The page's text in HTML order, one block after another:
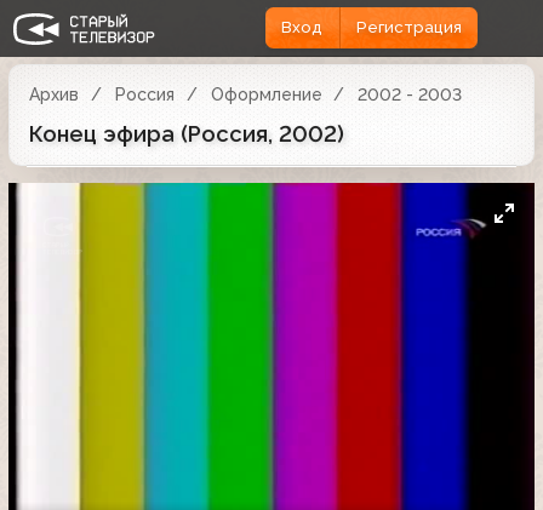
Вход Регистрация
Архив Россия Оформление 2002 - 2003
Конец эфира (Россия, 2002)